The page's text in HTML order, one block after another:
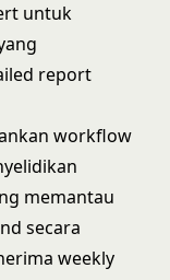
untuk
report
workflow
memantau
secara
weekly